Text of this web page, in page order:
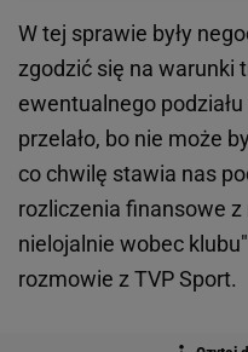
W tej sprawie były
zgodzić się na warunki
ewentualnego
przelało, bo nie może
co chwilę stawia nas
rozliczenia finansowe
nielojalnie wobec
rozmowie z TVP Sport.